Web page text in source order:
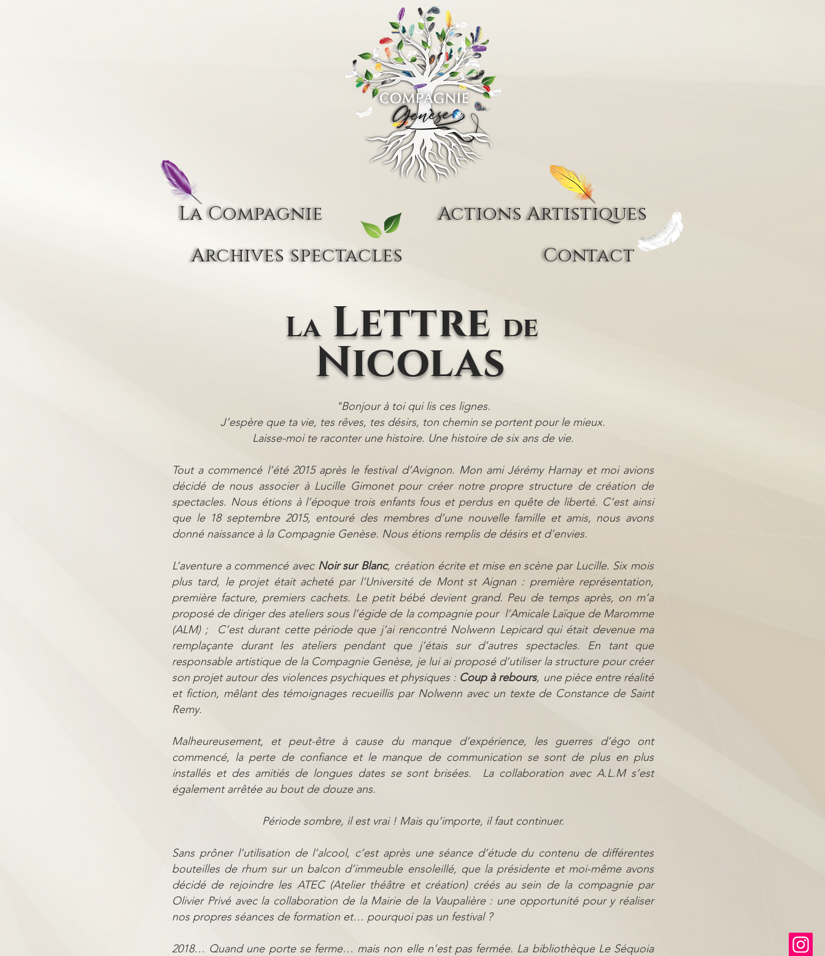
La Compagnie
Actions Artistiques
Archives spectacles
Contact
Nicolas
LaLettre de
"Bonjour à toi qui lis ces lignes.
J’espère que ta vie, tes rêves, tes désirs, ton chemin se portent pour le mieux.
Laisse-moi te raconter une histoire. Une histoire de six ans de vie.
Tout a commencé l’été 2015 après le festival d’Avignon. Mon ami Jérémy Harnay et moi avions
décidé de nous associer à Lucille Gimonet pour créer notre propre structure de création de
spectacles. Nous étions à l’époque trois enfants fous et perdus en quête de liberté. C’est ainsi
que le 18 septembre 2015, entouré des membres d’une nouvelle famille et amis, nous avons
donné naissance à la Compagnie Genèse. Nous étions remplis de désirs et d’envies.
L’aventure a commencé avec Noir sur Blanc, création écrite et mise en scène par Lucille. Six mois
plus tard, le projet était acheté par l’Université de Mont st Aignan : première représentation,
première facture, premiers cachets. Le petit bébé devient grand. Peu de temps après, on m’a
proposé de diriger des ateliers sous l’égide de la compagnie pour l’Amicale Laïque de Maromme
(ALM) ; C’est durant cette période que j’ai rencontré Nolwenn Lepicard qui était devenue ma
remplaçante durant les ateliers pendant que j’étais sur d’autres spectacles. En tant que
responsable artistique de la Compagnie Genèse, je lui ai proposé d’utiliser la structure pour créer
son projet autour des violences psychiques et physiques : Coup à rebours, une pièce entre réalité
et fiction, mêlant des témoignages recueillis par Nolwenn avec un texte de Constance de Saint
Remy.
Malheureusement, et peut-être à cause du manque d’expérience, les guerres d’égo ont
commencé, la perte de confiance et le manque de communication se sont de plus en plus
installés et des amitiés de longues dates se sont brisées. La collaboration avec A.L.M s’est
également arrêtée au bout de douze ans.
Période sombre, il est vrai ! Mais qu’importe, il faut continuer.
Sans prôner l’utilisation de l’alcool, c’est après une séance d’étude du contenu de différentes
bouteilles de rhum sur un balcon d’immeuble ensoleillé, que la présidente et moi-même avons
décidé de rejoindre les ATEC (Atelier théâtre et création) créés au sein de la compagnie par
Olivier Privé avec la collaboration de la Mairie de la Vaupalière : une opportunité pour y réaliser
nos propres séances de formation et… pourquoi pas un festival ?
2018… Quand une porte se ferme… mais non elle n’est pas fermée. La bibliothèque Le Séquoia